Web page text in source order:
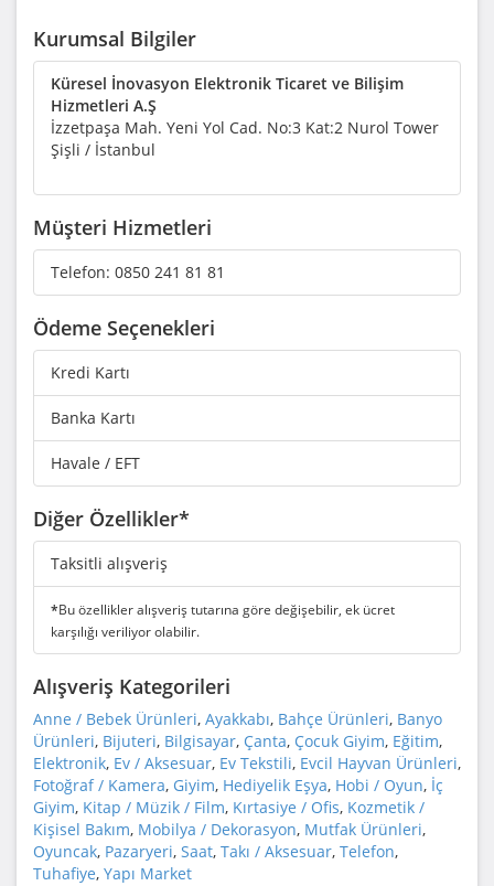
Kurumsal Bilgiler
Küresel İnovasyon Elektronik Ticaret ve Bilişim
Hizmetleri A.Ş
İzzetpaşa Mah. Yeni Yol Cad. No:3 Kat:2 Nurol Tower
Şişli / İstanbul
Müşteri Hizmetleri
Telefon: 0850 241 81 81
Ödeme Seçenekleri
Kredi Kartı
Banka Kartı
Havale / EFT
Diğer Özellikler*
Taksitli alışveriş
*Bu özellikler alışveriş tutarına göre değişebilir, ek ücret
karşılığı veriliyor olabilir.
Alışveriş Kategorileri
Anne / Bebek Ürünleri, Ayakkabı, Bahçe Ürünleri, Banyo
Ürünleri, Bijuteri, Bilgisayar, Çanta, Çocuk Giyim, Eğitim,
Elektronik, Ev / Aksesuar, Ev Tekstili, Evcil Hayvan Ürünleri,
Fotoğraf / Kamera, Giyim, Hediyelik Eşya, Hobi / Oyun, İç
Giyim, Kitap / Müzik / Film, Kırtasiye / Ofis, Kozmetik /
Kişisel Bakım, Mobilya / Dekorasyon, Mutfak Ürünleri,
Oyuncak, Pazaryeri, Saat, Takı / Aksesuar, Telefon,
Tuhafiye, Yapı Market